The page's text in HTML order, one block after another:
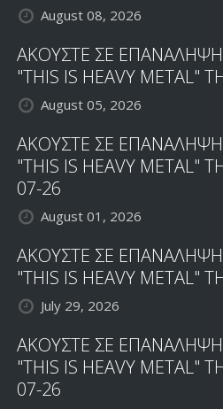
August 08, 2026
ΑΚΟΥΣΤΕ ΣΕ
"THIS IS HEAVY METAL"
August 05, 2026
ΑΚΟΥΣΤΕ ΣΕ
"THIS IS HEAVY METAL"
07-26
August 01, 2026
ΑΚΟΥΣΤΕ ΣΕ
"THIS IS HEAVY METAL"
July 29, 2026
ΑΚΟΥΣΤΕ ΣΕ
"THIS IS HEAVY METAL"
07-26